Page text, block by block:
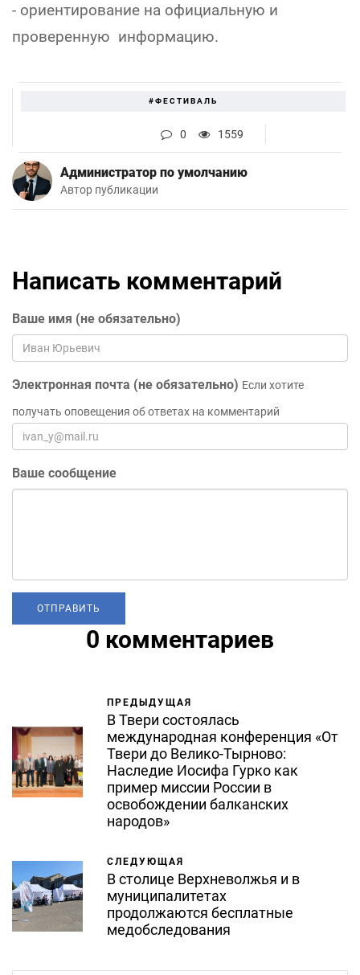
- ориентирование на официальную и
проверенную информацию.
#ФЕСТИВАЛЬ
0 1559
Администратор по умолчанию
Автор публикации
Написать комментарий
Ваше имя (не обязательно)
Электронная почта (не обязательно) Если хотите
получать оповещения об ответах на комментарий
Ваше сообщение
0 комментариев
ПРЕДЫДУЩАЯ
В Твери состоялась
международная конференция «От
Твери до Велико-Тырново:
Наследие Иосифа Гурко как
пример миссии России в
освобождении балканских
народов»
СЛЕДУЮЩАЯ
В столице Верхневолжья и в
муниципалитетах
продолжаются бесплатные
медобследования